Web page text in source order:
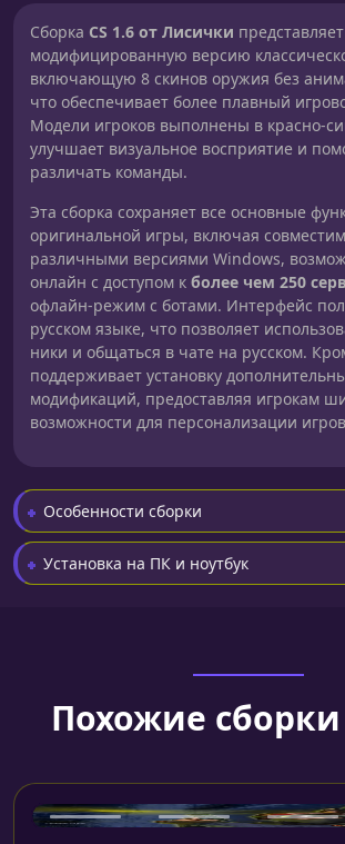
Сборка CS 1.6 от Лисички
модифицированную версию
включающую 8 скинов оружия без
что обеспечивает более плавный
Модели игроков выполнены в красно-
улучшает визуальное восприятие и
различать команды.
Эта сборка сохраняет все основные
оригинальной игры, включая
различными версиями Windows,
онлайн с доступом к более чем 250
офлайн-режим с ботами. Интерфейс
русском языке, что позволяет
ники и общаться в чате на русском.
поддерживает установку
модификаций, предоставляя игрокам
возможности для персонализации
Особенности сборки
Установка на ПК и ноутбук
Похожие сборки